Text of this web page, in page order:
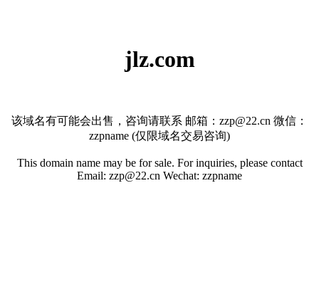
jlz.com
该域名有可能会出售，咨询请联系 邮箱：zzp@22.cn 微信：
zzpname (仅限域名交易咨询)
This domain name may be for sale. For inquiries, please contact
Email: zzp@22.cn Wechat: zzpname